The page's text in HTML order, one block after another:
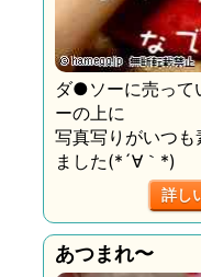
ダ●ソーに売って
ーの上に
写真写りがいつ
ました(*´∀｀*)
詳し
あつまれ〜